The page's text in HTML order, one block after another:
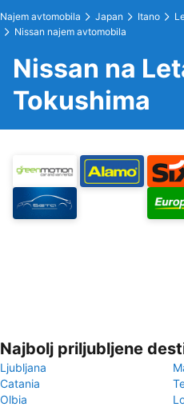
Najem avtomobila Japan Itano
Nissan najem avtomobila
Nissan na
Tokushima
Najbolj priljubljene
Ljubljana
Catania
Olbia